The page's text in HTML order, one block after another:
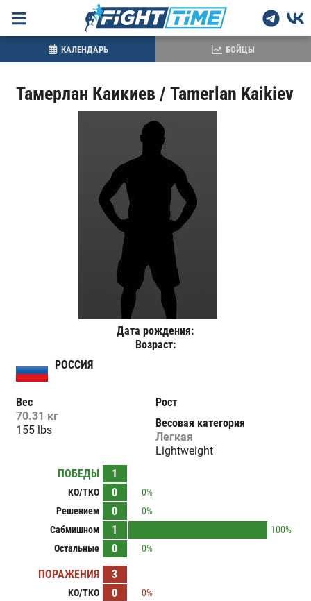
Тамерлан Каикиев / Tamerlan Kaikiev
Дата рождения:
Возраст:
РОССИЯ
Вес
70.31 кг
155 lbs
Рост
Весовая категория
Легкая
Lightweight
ПОБЕДЫ
1
KO/TKO 0
0%
Решением
0
0%
Сабмишном
1
100%
Остальные
0 0%
ПОРАЖЕНИЯ 3
KO/TKO 0
0%
КАЛЕНДАРЬ БОЙЦЫ